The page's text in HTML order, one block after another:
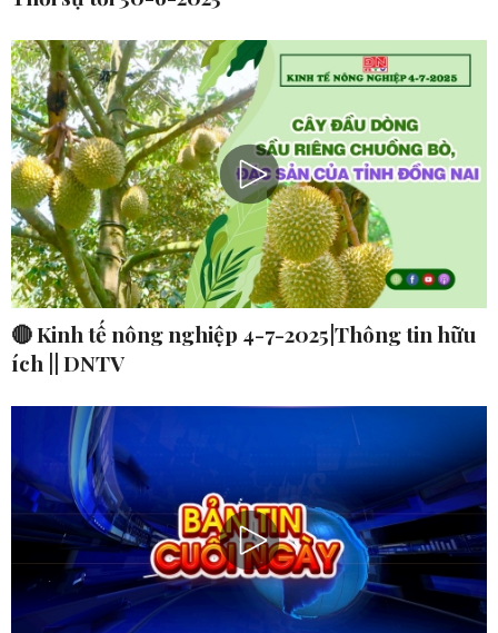
🔴 Kinh tế nông nghiệp 4-7-2025|Thông tin hữu
ích || DNTV